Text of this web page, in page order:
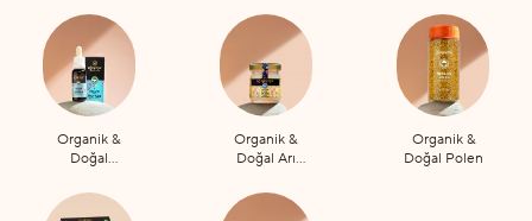
Organik &
Doğal
Organik &
Doğal Arı
Organik &
Doğal Polen